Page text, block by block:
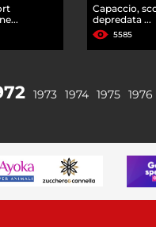
Capaccio,
depredata ...
5585
1973 1974 1975 1976